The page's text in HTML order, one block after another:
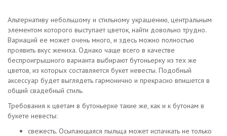
Альтернативу небольшому и стильному украшению, центральным
элементом которого выступает цветок, найти довольно трудно.
Вариаций ее может очень много, и здесь можно полностью
проявить вкус жениха. Однако чаще всего в качестве
беспроигрышного варианта выбирают бутоньерку из тех же
цветов, из которых составляется букет невесты. Подобный
аксессуар будет выглядеть гармонично и прекрасно впишется в
общий свадебный стиль.
Требования к цветам в бутоньерке такие же, как и к бутонам в
букете невесты:
свежесть. Осыпающаяся пыльца может испачкать не только